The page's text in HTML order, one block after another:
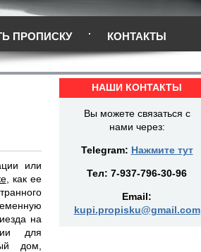
ПРОПИСКУ КОНТАКТЫ
или
, как ее
на
для
дом,
НАШИ КОНТАКТЫ
Вы можете связаться с
нами через:
Telegram: Нажмите тут
Тел: 7-937-796-30-96
Email:
kupi.propisku@gmail.com